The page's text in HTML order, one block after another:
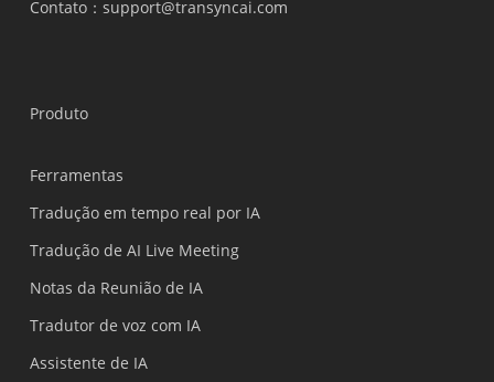
Contato：support@transyncai.com
Produto
Ferramentas
Tradução em tempo real por IA
Tradução de AI Live Meeting
Notas da Reunião de IA
Tradutor de voz com IA
Assistente de IA